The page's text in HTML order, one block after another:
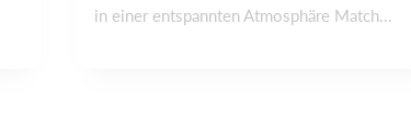
in einer entspannten Atmosphäre Match...